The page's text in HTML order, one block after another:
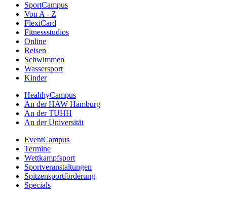
SportCampus
Von A - Z
FlexiCard
Fitnessstudios
Online
Reisen
Schwimmen
Wassersport
Kinder
HealthyCampus
An der HAW Hamburg
An der TUHH
An der Universität
EventCampus
Termine
Wettkampfsport
Sportveranstaltungen
Spitzensportförderung
Specials